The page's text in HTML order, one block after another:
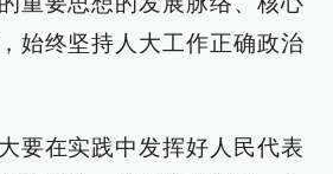
始终坚持人大工作正确政治
要在实践中发挥好人民代表